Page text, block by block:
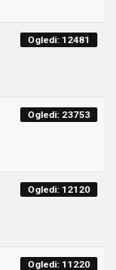
Ogledi: 12481
Ogledi: 23753
Ogledi: 12120
Ogledi: 11220